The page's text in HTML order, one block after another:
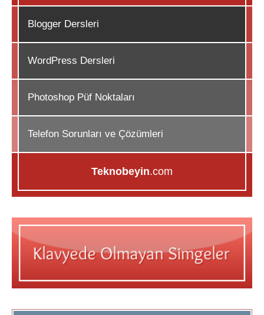
Blogger Dersleri
WordPress Dersleri
Photoshop Püf Noktaları
Telefon Sorunları ve Çözümleri
Teknobeyin.com